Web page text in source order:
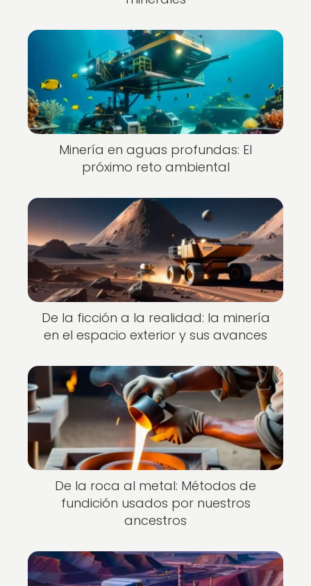
Minería en aguas profundas: El
próximo reto ambiental
De la ficción a la realidad: la minería
en el espacio exterior y sus avances
De la roca al metal: Métodos de
fundición usados por nuestros
ancestros